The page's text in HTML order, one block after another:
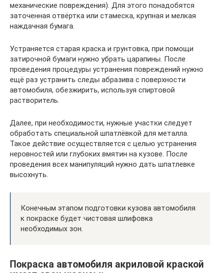
механические повреждения). Для этого понадобятся
заточенная отвёртка или стамеска, крупная и мелкая
наждачная бумага.
Устраняется старая краска и грунтовка, при помощи
затирочной бумаги нужно убрать царапины. После
проведения процедуры устранения повреждений нужно
ещё раз устранить следы абразива с поверхности
автомобиля, обезжирить, используя спиртовой
растворитель.
Далее, при необходимости, нужные участки следует
обработать специальной шпатлёвкой для металла.
Такое действие осуществляется с целью устранения
неровностей или глубоких вмятин на кузове. После
проведения всех манипуляций нужно дать шпатлевке
высохнуть.
Конечным этапом подготовки кузова автомобиля
к покраске будет чистовая шлифовка
необходимых зон.
Покраска автомобиля акриловой краской